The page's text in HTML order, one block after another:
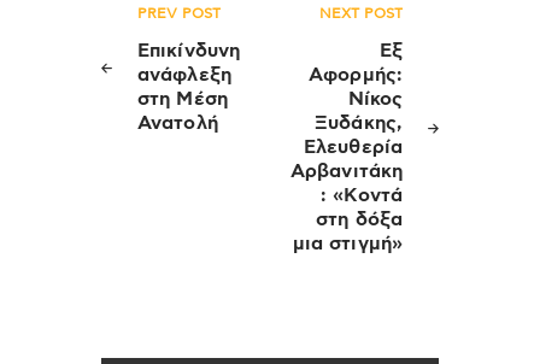
Πλοήγηση
άρθρων
PREV POST
Επικίνδυνη
ανάφλεξη
στη Μέση
Ανατολή
NEXT POST
Εξ
Αφορμής:
Νίκος
Ξυδάκης,
Ελευθερία
Αρβανιτάκη
: «Κοντά
στη δόξα
μια στιγμή»